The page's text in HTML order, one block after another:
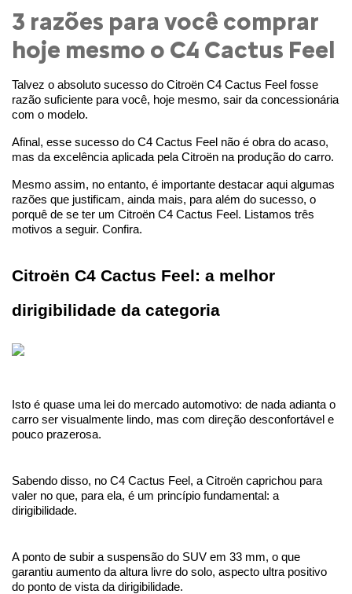
3 razões para você comprar
hoje mesmo o C4 Cactus Feel
Talvez o absoluto sucesso do Citroën C4 Cactus Feel fosse
razão suficiente para você, hoje mesmo, sair da concessionária
com o modelo.
Afinal, esse sucesso do C4 Cactus Feel não é obra do acaso,
mas da excelência aplicada pela Citroën na produção do carro.
Mesmo assim, no entanto, é importante destacar aqui algumas
razões que justificam, ainda mais, para além do sucesso, o
porquê de se ter um Citroën C4 Cactus Feel. Listamos três
motivos a seguir. Confira.
Citroën C4 Cactus Feel: a melhor
dirigibilidade da categoria
Isto é quase uma lei do mercado automotivo: de nada adianta o
carro ser visualmente lindo, mas com direção desconfortável e
pouco prazerosa.
Sabendo disso, no C4 Cactus Feel, a Citroën caprichou para
valer no que, para ela, é um princípio fundamental: a
dirigibilidade.
A ponto de subir a suspensão do SUV em 33 mm, o que
garantiu aumento da altura livre do solo, aspecto ultra positivo
do ponto de vista da dirigibilidade.